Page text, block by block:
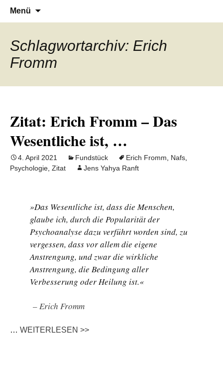
Al-Adala.de
Denn die Gerechtigkeit ist die Grundlage
von allem
Menü
Schlagwortarchiv: Erich
Fromm
Zitat: Erich Fromm – Das
Wesentliche ist, …
4. April 2021 Fundstück Erich Fromm Nafs
Psychologie Zitat Jens Yahya Ranft
»Das Wesentliche ist, dass die Menschen,
glaube ich, durch die Popularität der
Psychoanalyse dazu verführt worden sind, zu
vergessen, dass vor allem die eigene
Anstrengung, und zwar die wirkliche
Anstrengung, die Bedingung aller
Verbesserung oder Heilung ist.«
– Erich Fromm
… WEITERLESEN >>